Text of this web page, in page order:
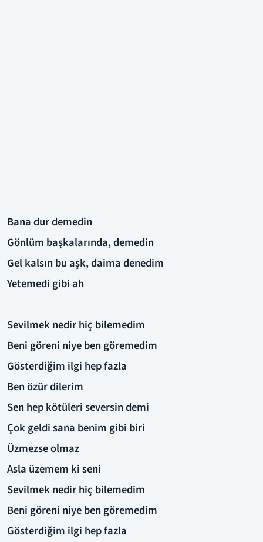
Bana dur demedin
Gönlüm başkalarında, demedin
Gel kalsın bu aşk, daima denedim
Yetemedi gibi ah
Sevilmek nedir hiç bilemedim
Beni göreni niye ben göremedim
Gösterdiğim ilgi hep fazla
Ben özür dilerim
Sen hep kötüleri seversin demi
Çok geldi sana benim gibi biri
Üzmezse olmaz
Asla üzemem ki seni
Sevilmek nedir hiç bilemedim
Beni göreni niye ben göremedim
Gösterdiğim ilgi hep fazla